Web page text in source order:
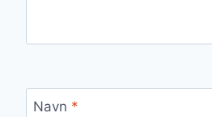
Navn *